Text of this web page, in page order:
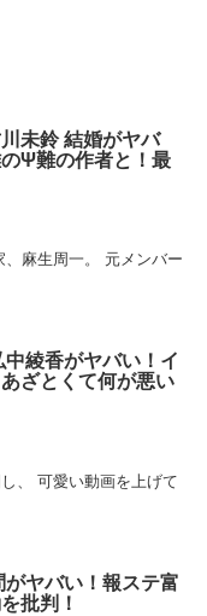
未鈴 結婚がヤバ
Ψ難の作者と！最
麻生周一。 元メンバー
中綾香がヤバい！イ
ざとくて何が悪い
、 可愛い動画を上げて
ヤバい！報ステ富
批判！